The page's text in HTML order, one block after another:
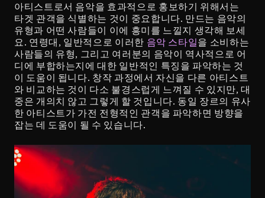
아티스트로서 음악을 효과적으로 홍보하기 위해서는
타겟 관객을 식별하는 것이 중요합니다. 만드는 음악의
유형과 어떤 사람들이 이에 흥미를 느낄지 생각해 보세
요. 연령대, 일반적으로 이러한 음악 스타일을 소비하는
사람들의 유형, 그리고 여러분의 음악이 역사적으로 어
디에 부합하는지에 대한 일반적인 특징을 파악하는 것
이 도움이 됩니다. 창작 과정에서 자신을 다른 아티스트
와 비교하는 것이 다소 불경스럽게 느껴질 수 있지만, 대
중은 개의치 않고 그렇게 할 것입니다. 동일 장르의 유사
한 아티스트가 가전 전형적인 관객을 파악하면 방향을
잡는 데 도움이 될 수 있습니다.